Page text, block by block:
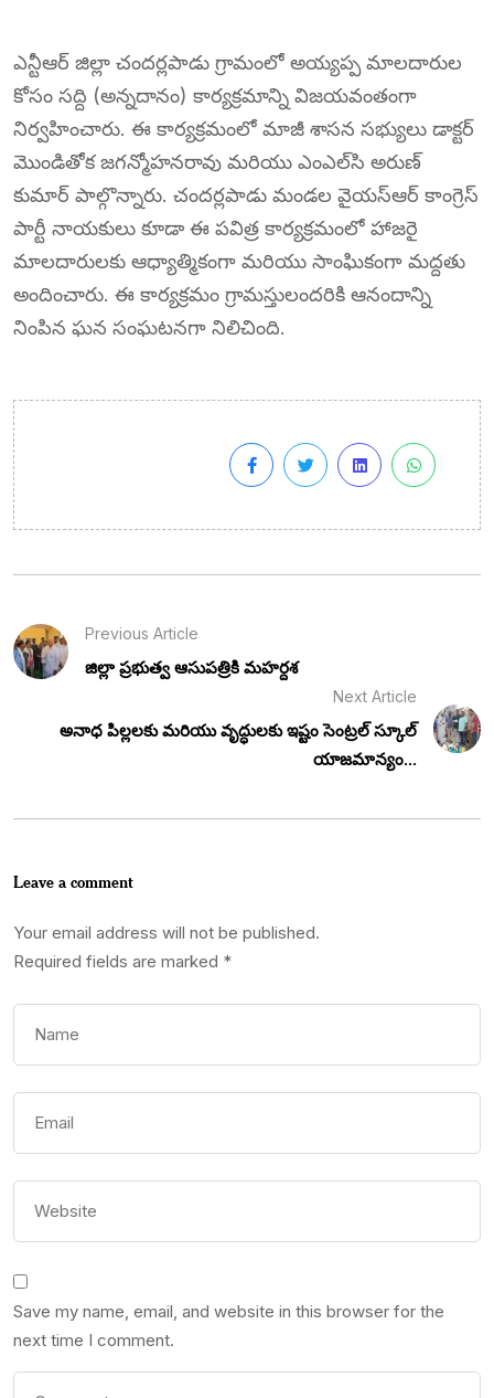
ఎన్టీఆర్ జిల్లా చందర్లపాడు గ్రామంలో అయ్యప్ప మాలదారుల
కోసం సద్ది (అన్నదానం) కార్యక్రమాన్ని విజయవంతంగా
నిర్వహించారు. ఈ కార్యక్రమంలో మాజీ శాసన సభ్యులు డాక్టర్
మొండితోక జగన్మోహనరావు మరియు ఎంఎల్‌సి అరుణ్
కుమార్ పాల్గొన్నారు. చందర్లపాడు మండల వైయస్ఆర్ కాంగ్రెస్
పార్టీ నాయకులు కూడా ఈ పవిత్ర కార్యక్రమంలో హాజరై
మాలదారులకు ఆధ్యాత్మికంగా మరియు సాంఘికంగా మద్దతు
అందించారు. ఈ కార్యక్రమం గ్రామస్తులందరికి ఆనందాన్ని
నింపిన ఘన సంఘటనగా నిలిచింది.
Previous Article
జిల్లా ప్రభుత్వ ఆసుపత్రికి మహర్దశ
Next Article
అనాధ పిల్లలకు మరియు వృద్ధులకు ఇష్టం సెంట్రల్ స్కూల్
యాజమాన్యం...
Leave a comment
Your email address will not be published.
Required fields are marked *
Save my name, email, and website in this browser for the
next time I comment.